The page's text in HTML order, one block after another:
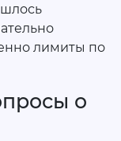
лимиты по
о